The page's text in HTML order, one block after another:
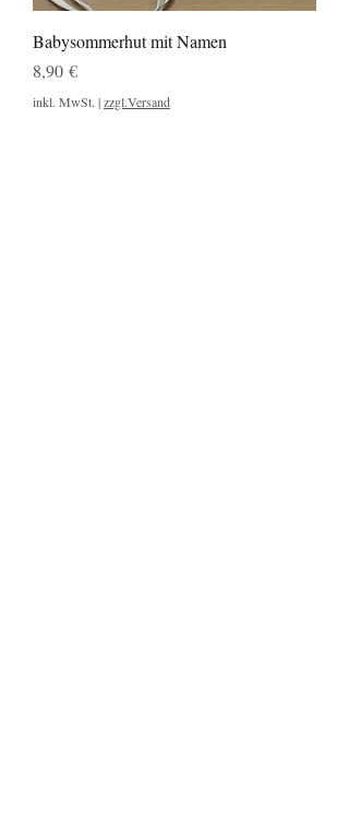
Babysommerhut mit Namen
Preis
8,90 €
inkl. MwSt. |zzgl.Versand